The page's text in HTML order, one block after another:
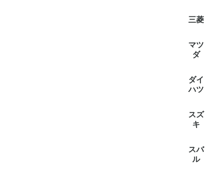
三菱
全て見
ekクロ
ekクロ
ekスペ
ekワゴ
デリカ
タウン
デリカ
デリカ
ミニキ
マツ
ダ
全て見
ボンゴ
ボンゴ
(1)
キャロ
スクラ
デミオ
フレア
(2)
フレア
フレア
ダイ
ハツ
全て見
キャス
アトレ
グラン
(1)
タフト
ロッキ
WAKE(2)
アトレ
タント
ハイゼ
ブーン
ミラト
ミライ
ムーヴ
トール
ムーヴ
スズ
キ
全て見
アルト
イグニ
エブリ
クロス
ジムニ
ジムニ
スイフ
スペー
スペー
ソリオ
ハスラ
ラパン
フレア
ランデ
ワゴン
ワゴン
スバ
ル